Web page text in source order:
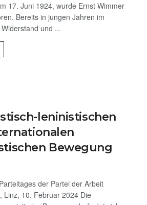
17. Juni 1924, wurde Ernst Wimmer
Bereits in jungen Jahren im
und ...
leninistischen
Bewegung
der Partei der Arbeit
Linz, 10. Februar 2024 Die